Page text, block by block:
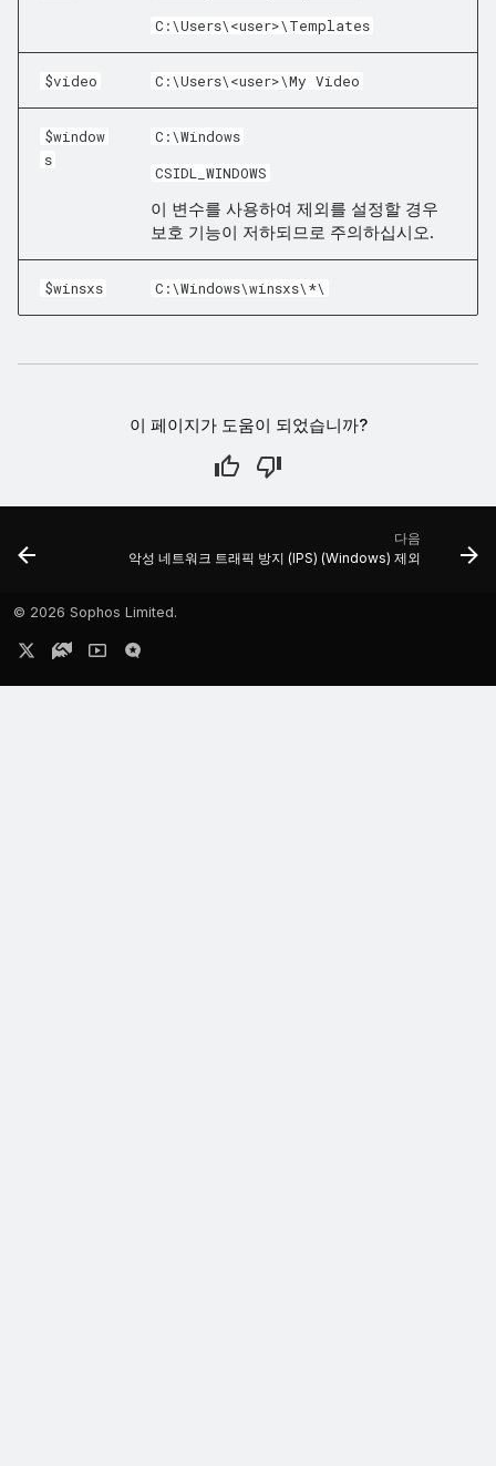
C:\Users\<user>\Templates
$video C:\Users\<user>\My Video
$window
s
C:\Windows
CSIDL_WINDOWS
이 변수를 사용하여 제외를 설정할 경우
보호 기능이 저하되므로 주의하십시오.
$winsxs C:\Windows\winsxs\*\
이 페이지가 도움이 되었습니까?
다음
악성 네트워크 트래픽 방지 (IPS) (Windows) 제외
© 2026 Sophos Limited.